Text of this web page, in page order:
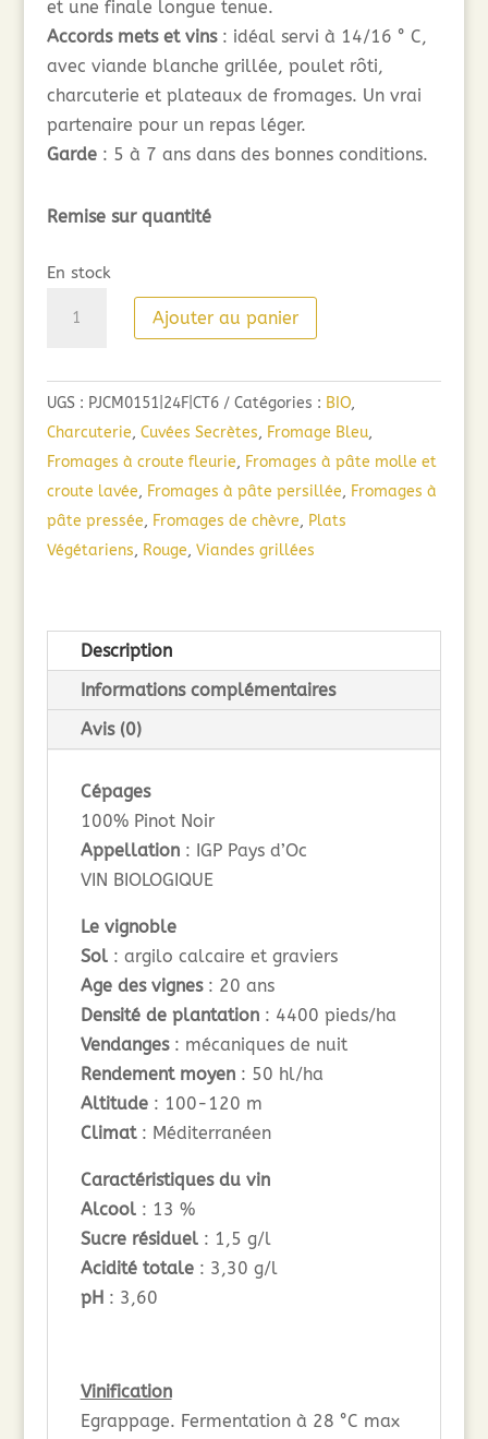
et une finale longue tenue.
Accords mets et vins: idéal servi à 14/16 ° C,
avec viande blanche grillée, poulet rôti,
charcuterie et plateaux de fromages. Un vrai
partenaire pour un repas léger.
Garde: 5 à 7 ans dans des bonnes conditions.
Remise sur quantité
En stock
Ajouter au panier
UGS : PJCM0151|24F|CT6 Catégories : BIO,
Charcuterie, Cuvées Secrètes, Fromage Bleu,
Fromages à croute fleurie, Fromages à pâte molle et
croute lavée, Fromages à pâte persillée, Fromages à
pâte pressée, Fromages de chèvre, Plats
Végétariens, Rouge, Viandes grillées
Description
Informations complémentaires
Avis (0)
Cépages
100% Pinot Noir
Appellation: IGP Pays d’Oc
VIN BIOLOGIQUE
Le vignoble
Sol: argilo calcaire et graviers
Age des vignes: 20 ans
Densité de plantation: 4400 pieds/ha
Vendanges: mécaniques de nuit
Rendement moyen: 50 hl/ha
Altitude: 100-120 m
Climat: Méditerranéen
Caractéristiques du vin
Alcool: 13 %
Sucre résiduel: 1,5 g/l
Acidité totale: 3,30 g/l
pH: 3,60
Vinification
Egrappage. Fermentation à 28 °C max